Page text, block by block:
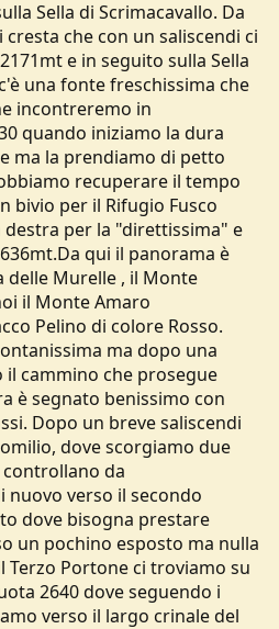
Sella di Scrimacavallo. Da
che con un saliscendi ci
e in seguito sulla Sella
una fonte freschissima che
incontreremo in
quando iniziamo la dura
ma la prendiamo di petto
recuperare il tempo
bivio per il Rifugio Fusco
per la "direttissima" e
qui il panorama è
delle Murelle , il Monte
il Monte Amaro
Pelino di colore Rosso.
ma dopo una
cammino che prosegue
è segnato benissimo con
Dopo un breve saliscendi
dove scorgiamo due
controllano da
verso il secondo
dove bisogna prestare
un pochino esposto ma nulla
Terzo Portone ci troviamo su
2640 dove seguendo i
verso il largo crinale del